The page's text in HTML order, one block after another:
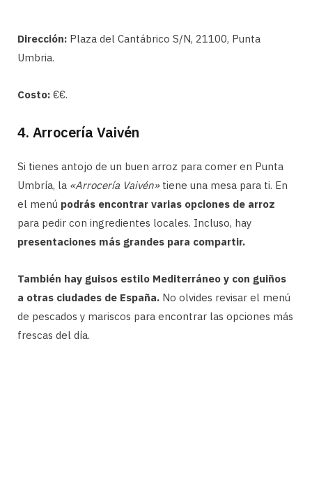
Dirección: Plaza del Cantábrico S/N, 21100, Punta
Umbria.
Costo: €€.
4. Arrocería Vaivén
Si tienes antojo de un buen arroz para comer en Punta
Umbría, la «Arrocería Vaivén»tiene una mesa para ti. En
el menú podrás encontrar varias opciones de arroz
para pedir con ingredientes locales. Incluso, hay
presentaciones más grandes para compartir.
También hay guisos estilo Mediterráneo y con guiños
a otras ciudades de España. No olvides revisar el menú
de pescados y mariscos para encontrar las opciones más
frescas del día.